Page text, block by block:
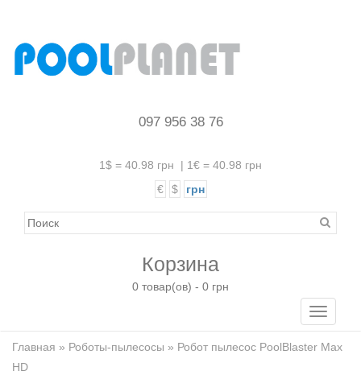
097 956 38 76
1$ = 40.98 грн | 1€ = 40.98 грн
€
$ грн
Корзина
0 товар(ов) - 0 грн
Toggle
Главная » Роботы-пылесосы » Робот пылесос PoolBlaster Max
HD